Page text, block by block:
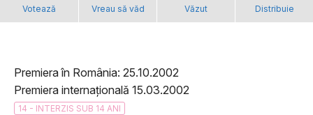
Votează Vreau să văd Văzut Distribuie
Premiera în România: 25.10.2002
Premiera internațională 15.03.2002
14 - INTERZIS SUB 14 ANI